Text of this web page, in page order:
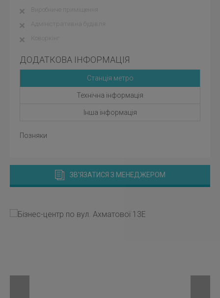
Виробниче приміщення
Адміністративна будівля
Коворкінг
ДОДАТКОВА ІНФОРМАЦІЯ
Станція метро
Технічна інформація
Інша інформація
Позняки
ЗВ'ЯЗАТИСЯ З МЕНЕДЖЕРОМ